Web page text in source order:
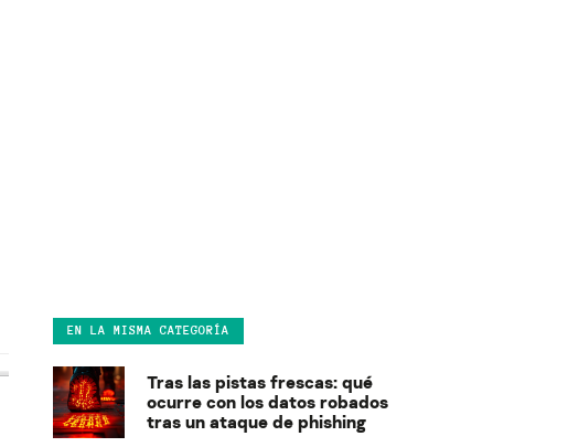
EN LA MISMA CATEGORÍA
Tras las pistas frescas: qué
ocurre con los datos robados
tras un ataque de phishing